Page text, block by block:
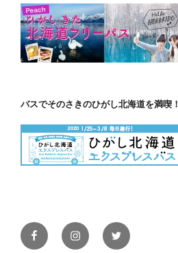
バスでそのさきのひがし北海道を満喫！
FacebookInstagramTwitter